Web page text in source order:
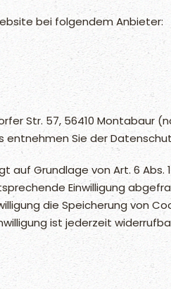
bei folgendem Anbieter:
Str. 57, 56410
entnehmen Sie der
auf Grundlage von Art. 6
Einwilligung
die Speicherung von
ist jederzeit